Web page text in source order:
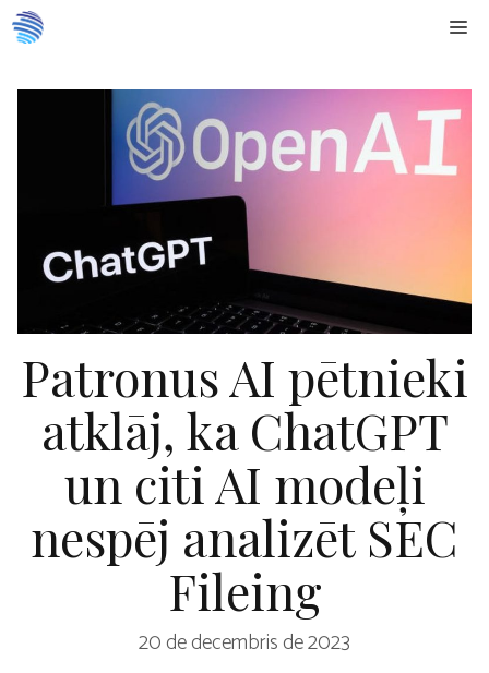
Doties
uz
Patronus AI pētnieki
atklāj, ka ChatGPT
un citi AI modeļi
nespēj analizēt SEC
Fileing
20 de decembris de 2023